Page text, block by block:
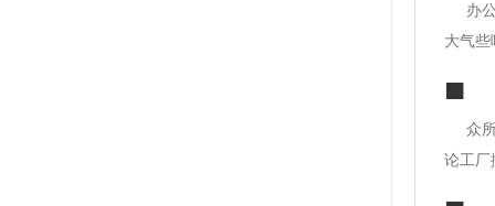
办
大气
编给
众
论工厂